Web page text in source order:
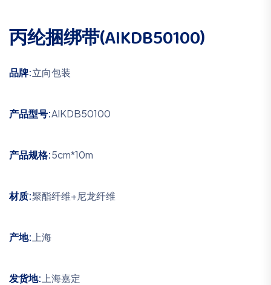
丙纶捆绑带(AIKDB50100)
品牌:立向包装
产品型号:AIKDB50100
产品规格:5cm*10m
材质:聚酯纤维+尼龙纤维
产地: 上海
发货地: 上海嘉定